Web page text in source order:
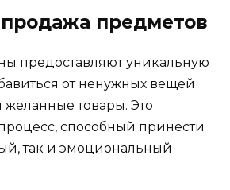
предметов
предоставляют уникальную
от ненужных вещей
товары. Это
способный принести
так и эмоциональный